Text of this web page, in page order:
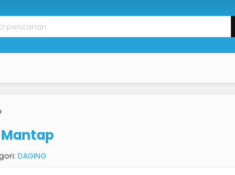
DAGING